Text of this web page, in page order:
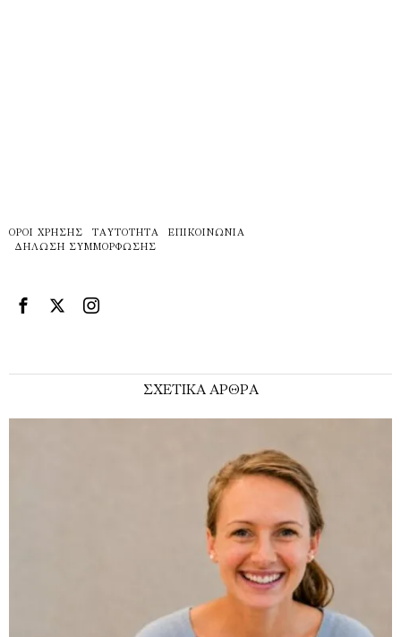
ΌΡΟΙ ΧΡΉΣΗΣ ΤΑΥΤΌΤΗΤΑ
ΕΠΙΚΟΙΝΩΝΊΑ
ΔΉΛΩΣΗ ΣΥΜΜΌΡΦΩΣΗΣ
ΣΧΕΤΙΚΑ ΑΡΘΡΑ